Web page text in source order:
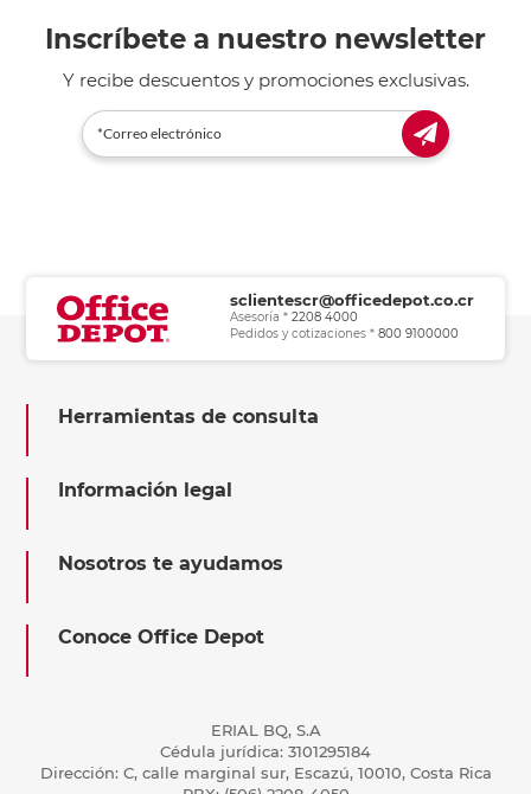
Inscríbete a nuestro newsletter
Y recibe descuentos y promociones exclusivas.
sclientescr@officedepot.co.cr
Asesoría *2208 4000
Pedidos y cotizaciones *800 9100000
Herramientas de consulta
Información legal
Nosotros te ayudamos
Conoce Office Depot
ERIAL BQ, S.A
Cédula jurídica: 3101295184
Dirección: C, calle marginal sur, Escazú, 10010, Costa Rica